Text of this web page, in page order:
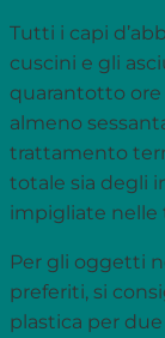
Tutti i capi
cuscini e gli
quarantotto ore
almeno
trattamento
totale sia degli
impigliate nelle
Per gli oggetti
preferiti, si
plastica per